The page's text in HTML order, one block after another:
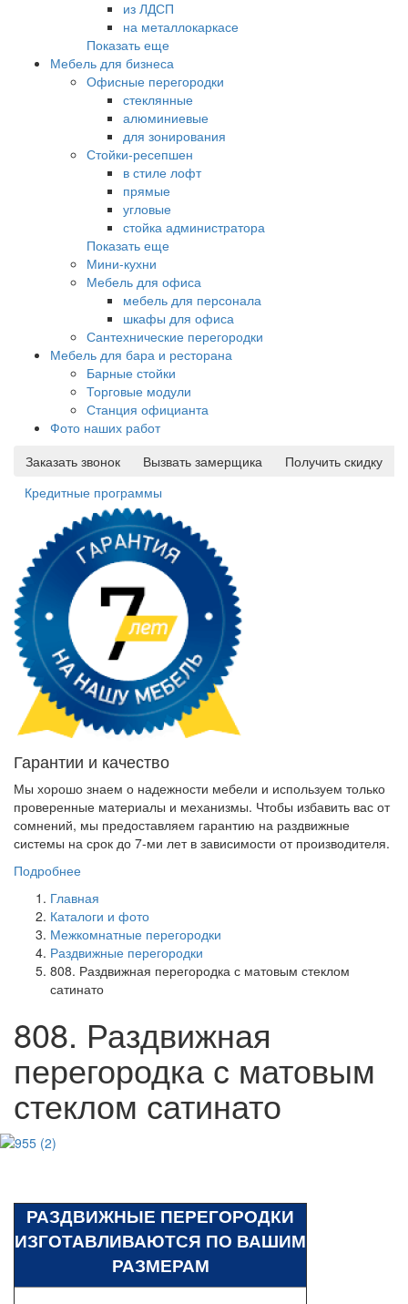
из ЛДСП
на металлокаркасе
Показать еще
Мебель для бизнеса
Офисные перегородки
стеклянные
алюминиевые
для зонирования
Стойки-ресепшен
в стиле лофт
прямые
угловые
стойка администратора
Показать еще
Мини-кухни
Мебель для офиса
мебель для персонала
шкафы для офиса
Сантехнические перегородки
Мебель для бара и ресторана
Барные стойки
Торговые модули
Станция официанта
Фото наших работ
Заказать звонок
Вызвать замерщика
Получить скидку
Кредитные программы
Гарантии и качество
Мы хорошо знаем о надежности мебели и используем только
проверенные материалы и механизмы. Чтобы избавить вас от
сомнений, мы предоставляем гарантию на раздвижные
системы на срок до 7-ми лет в зависимости от производителя.
Подробнее
Главная
Каталоги и фото
Межкомнатные перегородки
Раздвижные перегородки
808. Раздвижная перегородка с матовым стеклом
сатинато
808. Раздвижная
перегородка с матовым
стеклом сатинато
РАЗДВИЖНЫЕ ПЕРЕГОРОДКИ
ИЗГОТАВЛИВАЮТСЯ ПО ВАШИМ
РАЗМЕРАМ